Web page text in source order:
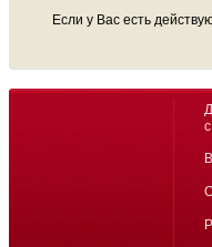
Если у Вас есть